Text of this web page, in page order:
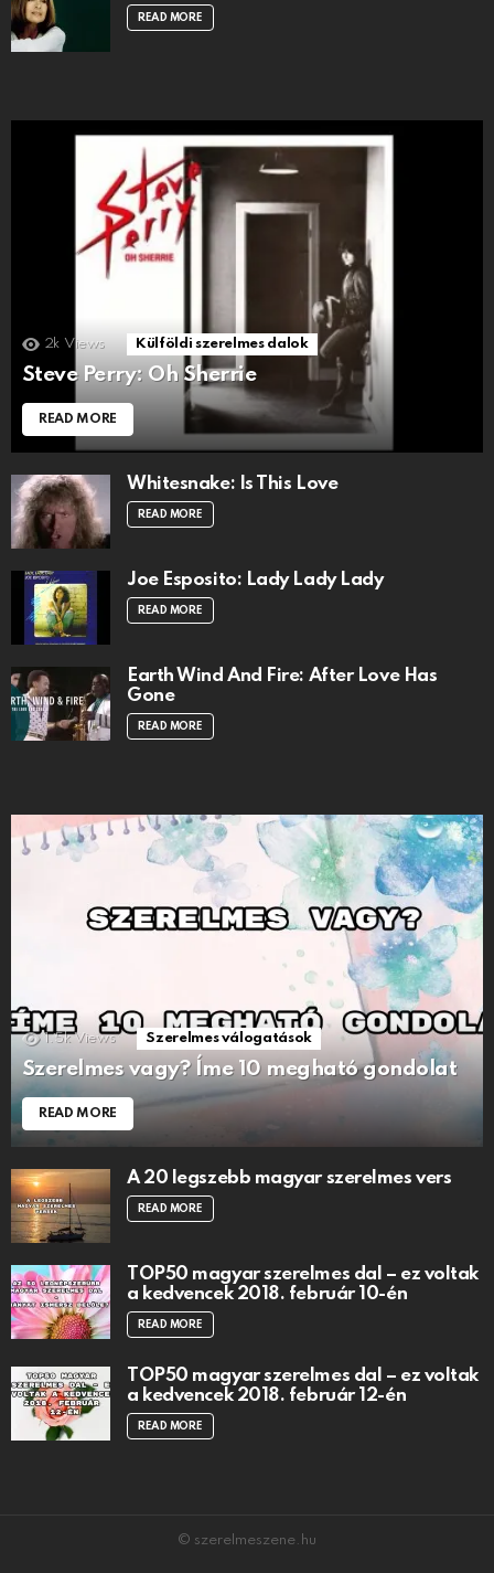
READ MORE
2k Views Külföldi szerelmes dalok
Steve Perry: Oh Sherrie
READ MORE
Whitesnake: Is This Love
READ MORE
Joe Esposito: Lady Lady Lady
READ MORE
Earth Wind And Fire: After Love Has
Gone
READ MORE
1.5k Views Szerelmes válogatások
Szerelmes vagy? Íme 10 megható gondolat
READ MORE
A 20 legszebb magyar szerelmes vers
READ MORE
TOP50 magyar szerelmes dal – ez voltak
a kedvencek 2018. február 10-én
READ MORE
TOP50 magyar szerelmes dal – ez voltak
a kedvencek 2018. február 12-én
READ MORE
© szerelmeszene.hu